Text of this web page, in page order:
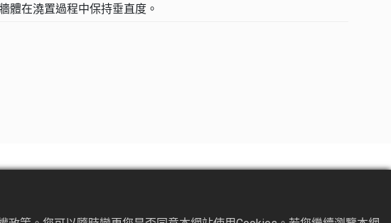
體在澆置過程中保持垂直度。